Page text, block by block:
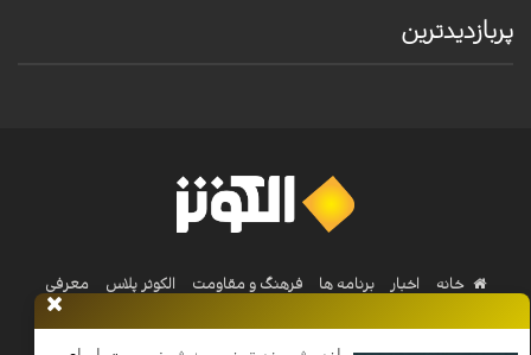
پربازدیدترین
خانه اخبار برنامه ها فرهنگ و مقاومت الکوثر پلاس
معرفی